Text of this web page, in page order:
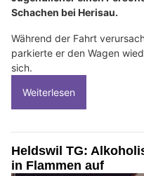
Schachen bei Herisau.
Während der Fahrt
parkierte er den Wagen
sich.
Weiterlesen
Heldswil TG:
in Flammen auf